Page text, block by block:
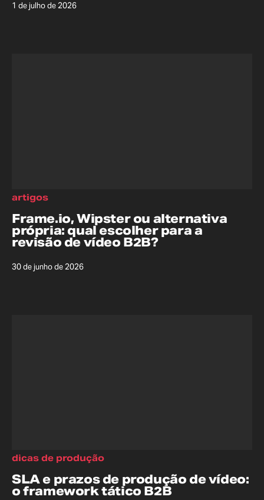
1 de julho de 2026
Frame.io, Wipster ou alternativa
própria: qual escolher para a
revisão de vídeo B2B?
30 de junho de 2026
artigos
SLA e prazos de produção de vídeo:
o framework tático B2B
dicas de produção